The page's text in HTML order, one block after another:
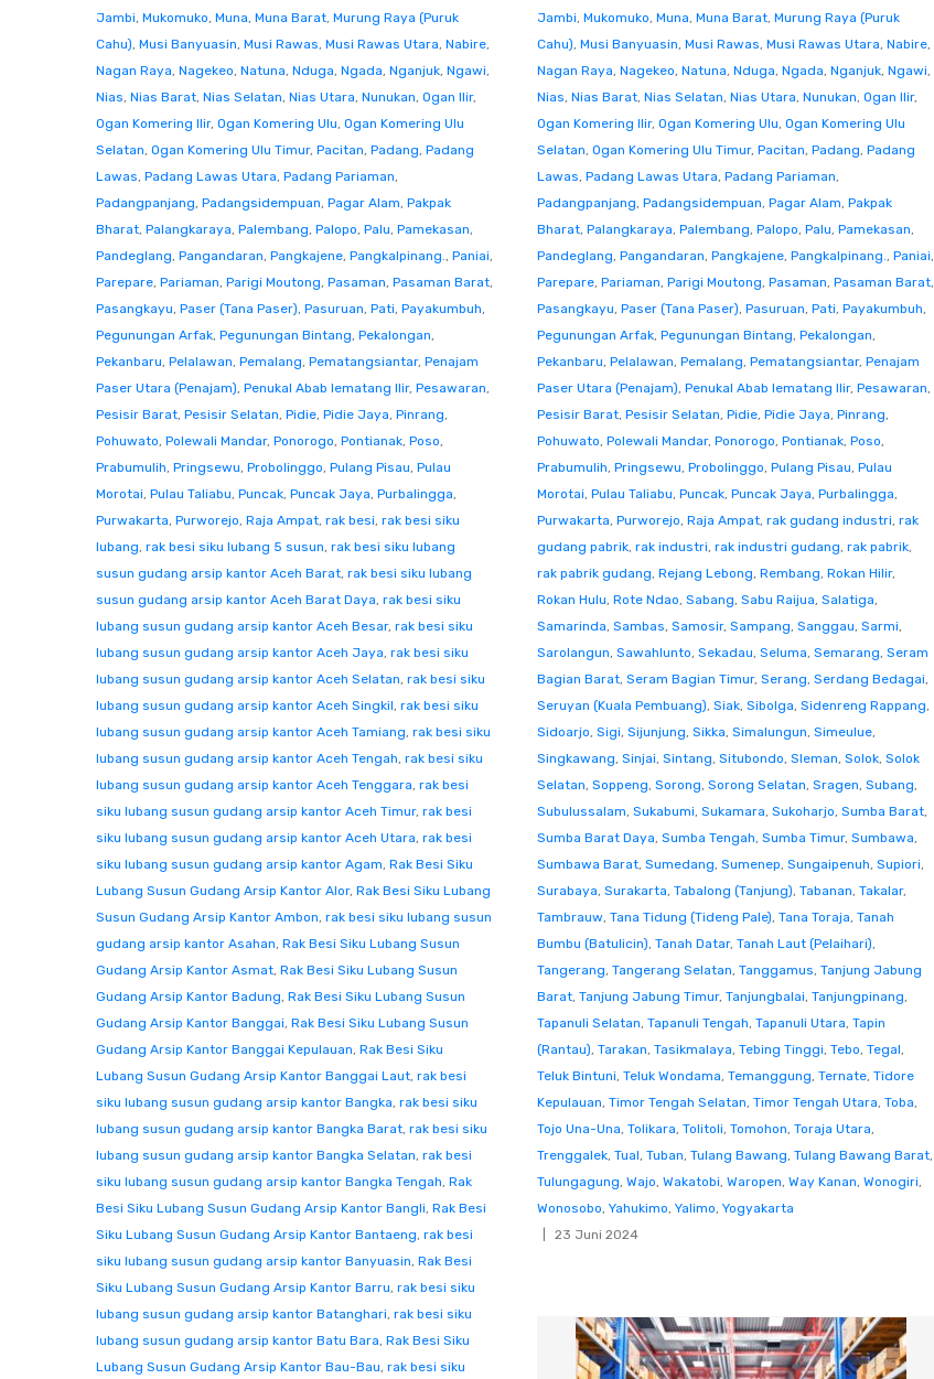
Jambi, Mukomuko, Muna, Muna Barat, Murung Raya (Puruk
Cahu), Musi Banyuasin, Musi Rawas, Musi Rawas Utara, Nabire,
Nagan Raya, Nagekeo, Natuna, Nduga, Ngada, Nganjuk, Ngawi,
Nias, Nias Barat, Nias Selatan, Nias Utara, Nunukan, Ogan Ilir,
Ogan Komering Ilir, Ogan Komering Ulu, Ogan Komering Ulu
Selatan, Ogan Komering Ulu Timur, Pacitan, Padang, Padang
Lawas, Padang Lawas Utara, Padang Pariaman,
Padangpanjang, Padangsidempuan, Pagar Alam, Pakpak
Bharat, Palangkaraya, Palembang, Palopo, Palu, Pamekasan,
Pandeglang, Pangandaran, Pangkajene, Pangkalpinang., Paniai,
Parepare, Pariaman, Parigi Moutong, Pasaman, Pasaman Barat,
Pasangkayu, Paser (Tana Paser), Pasuruan, Pati, Payakumbuh,
Pegunungan Arfak, Pegunungan Bintang, Pekalongan,
Pekanbaru, Pelalawan, Pemalang, Pematangsiantar, Penajam
Paser Utara (Penajam), Penukal Abab lematang Ilir, Pesawaran,
Pesisir Barat, Pesisir Selatan, Pidie, Pidie Jaya, Pinrang,
Pohuwato, Polewali Mandar, Ponorogo, Pontianak, Poso,
Prabumulih, Pringsewu, Probolinggo, Pulang Pisau, Pulau
Morotai, Pulau Taliabu, Puncak, Puncak Jaya, Purbalingga,
Purwakarta, Purworejo, Raja Ampat, rak besi, rak besi siku
lubang, rak besi siku lubang 5 susun, rak besi siku lubang
susun gudang arsip kantor Aceh Barat, rak besi siku lubang
susun gudang arsip kantor Aceh Barat Daya, rak besi siku
lubang susun gudang arsip kantor Aceh Besar, rak besi siku
lubang susun gudang arsip kantor Aceh Jaya, rak besi siku
lubang susun gudang arsip kantor Aceh Selatan, rak besi siku
lubang susun gudang arsip kantor Aceh Singkil, rak besi siku
lubang susun gudang arsip kantor Aceh Tamiang, rak besi siku
lubang susun gudang arsip kantor Aceh Tengah, rak besi siku
lubang susun gudang arsip kantor Aceh Tenggara, rak besi
siku lubang susun gudang arsip kantor Aceh Timur, rak besi
siku lubang susun gudang arsip kantor Aceh Utara, rak besi
siku lubang susun gudang arsip kantor Agam, Rak Besi Siku
Lubang Susun Gudang Arsip Kantor Alor, Rak Besi Siku Lubang
Susun Gudang Arsip Kantor Ambon, rak besi siku lubang susun
gudang arsip kantor Asahan, Rak Besi Siku Lubang Susun
Gudang Arsip Kantor Asmat, Rak Besi Siku Lubang Susun
Gudang Arsip Kantor Badung, Rak Besi Siku Lubang Susun
Gudang Arsip Kantor Banggai, Rak Besi Siku Lubang Susun
Gudang Arsip Kantor Banggai Kepulauan, Rak Besi Siku
Lubang Susun Gudang Arsip Kantor Banggai Laut, rak besi
siku lubang susun gudang arsip kantor Bangka, rak besi siku
lubang susun gudang arsip kantor Bangka Barat, rak besi siku
lubang susun gudang arsip kantor Bangka Selatan, rak besi
siku lubang susun gudang arsip kantor Bangka Tengah, Rak
Besi Siku Lubang Susun Gudang Arsip Kantor Bangli, Rak Besi
Siku Lubang Susun Gudang Arsip Kantor Bantaeng, rak besi
siku lubang susun gudang arsip kantor Banyuasin, Rak Besi
Siku Lubang Susun Gudang Arsip Kantor Barru, rak besi siku
lubang susun gudang arsip kantor Batanghari, rak besi siku
lubang susun gudang arsip kantor Batu Bara, Rak Besi Siku
Lubang Susun Gudang Arsip Kantor Bau-Bau, rak besi siku
Jambi, Mukomuko, Muna, Muna Barat, Murung Raya (Puruk
Cahu), Musi Banyuasin, Musi Rawas, Musi Rawas Utara, Nabire,
Nagan Raya, Nagekeo, Natuna, Nduga, Ngada, Nganjuk, Ngawi,
Nias, Nias Barat, Nias Selatan, Nias Utara, Nunukan, Ogan Ilir,
Ogan Komering Ilir, Ogan Komering Ulu, Ogan Komering Ulu
Selatan, Ogan Komering Ulu Timur, Pacitan, Padang, Padang
Lawas, Padang Lawas Utara, Padang Pariaman,
Padangpanjang, Padangsidempuan, Pagar Alam, Pakpak
Bharat, Palangkaraya, Palembang, Palopo, Palu, Pamekasan,
Pandeglang, Pangandaran, Pangkajene, Pangkalpinang., Paniai,
Parepare, Pariaman, Parigi Moutong, Pasaman, Pasaman Barat,
Pasangkayu, Paser (Tana Paser), Pasuruan, Pati, Payakumbuh,
Pegunungan Arfak, Pegunungan Bintang, Pekalongan,
Pekanbaru, Pelalawan, Pemalang, Pematangsiantar, Penajam
Paser Utara (Penajam), Penukal Abab lematang Ilir, Pesawaran,
Pesisir Barat, Pesisir Selatan, Pidie, Pidie Jaya, Pinrang,
Pohuwato, Polewali Mandar, Ponorogo, Pontianak, Poso,
Prabumulih, Pringsewu, Probolinggo, Pulang Pisau, Pulau
Morotai, Pulau Taliabu, Puncak, Puncak Jaya, Purbalingga,
Purwakarta, Purworejo, Raja Ampat, rak gudang industri, rak
gudang pabrik, rak industri, rak industri gudang, rak pabrik,
rak pabrik gudang, Rejang Lebong, Rembang, Rokan Hilir,
Rokan Hulu, Rote Ndao, Sabang, Sabu Raijua, Salatiga,
Samarinda, Sambas, Samosir, Sampang, Sanggau, Sarmi,
Sarolangun, Sawahlunto, Sekadau, Seluma, Semarang, Seram
Bagian Barat, Seram Bagian Timur, Serang, Serdang Bedagai,
Seruyan (Kuala Pembuang), Siak, Sibolga, Sidenreng Rappang,
Sidoarjo, Sigi, Sijunjung, Sikka, Simalungun, Simeulue,
Singkawang, Sinjai, Sintang, Situbondo, Sleman, Solok, Solok
Selatan, Soppeng, Sorong, Sorong Selatan, Sragen, Subang,
Subulussalam, Sukabumi, Sukamara, Sukoharjo, Sumba Barat,
Sumba Barat Daya, Sumba Tengah, Sumba Timur, Sumbawa,
Sumbawa Barat, Sumedang, Sumenep, Sungaipenuh, Supiori,
Surabaya, Surakarta, Tabalong (Tanjung), Tabanan, Takalar,
Tambrauw, Tana Tidung (Tideng Pale), Tana Toraja, Tanah
Bumbu (Batulicin), Tanah Datar, Tanah Laut (Pelaihari),
Tangerang, Tangerang Selatan, Tanggamus, Tanjung Jabung
Barat, Tanjung Jabung Timur, Tanjungbalai, Tanjungpinang,
Tapanuli Selatan, Tapanuli Tengah, Tapanuli Utara, Tapin
(Rantau), Tarakan, Tasikmalaya, Tebing Tinggi, Tebo, Tegal,
Teluk Bintuni, Teluk Wondama, Temanggung, Ternate, Tidore
Kepulauan, Timor Tengah Selatan, Timor Tengah Utara, Toba,
Tojo Una-Una, Tolikara, Tolitoli, Tomohon, Toraja Utara,
Trenggalek, Tual, Tuban, Tulang Bawang, Tulang Bawang Barat,
Tulungagung, Wajo, Wakatobi, Waropen, Way Kanan, Wonogiri,
Wonosobo, Yahukimo, Yalimo, Yogyakarta
23 Juni 2024